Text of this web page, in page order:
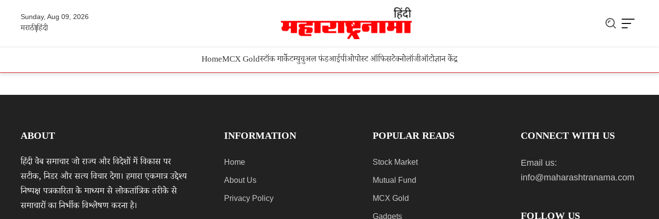
Sunday, Aug 09, 2026
मराठीहिंदी
HomeMCX Goldस्टॉक मार्केटम्युचुअल फंडआईपीओपोस्ट ऑफिसटेक्नोलॉजीऑटोज्ञान केंद्र
ABOUT
हिंदी वेब समाचार जो राज्य और विदेशों में विकास पर
सटीक, निडर और सत्य विचार देगा। हमारा एकमात्र उद्देश्य
निष्पक्ष पत्रकारिता के माध्यम से लोकतांत्रिक तरीके से
समाचारों का निर्भीक विश्लेषण करना है।
INFORMATION
Home
About Us
Privacy Policy
POPULAR READS
Stock Market
Mutual Fund
MCX Gold
Gadgets
CONNECT WITH US
Email us:
info@maharashtranama.com